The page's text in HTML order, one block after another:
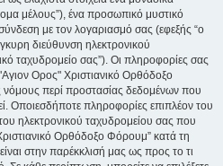
μέλους”), ένα προσωπικό μυστικό
με τον λογαριασμό σας (εφεξής “ο
διεύθυνση ηλεκτρονικού
ταχυδρομείο σας”). Οι πληροφορίες σας
Ορος" Χριστιανικό Ορθόδοξο
περί προστασίας δεδομένων που
Οποιεσδήποτε πληροφορίες επιπλέον του
ηλεκτρονικού ταχυδρομείου σας που
Ορθόδοξο Φόρουμ” κατά τη
στην παρέκκλισή μας ως προς το τι